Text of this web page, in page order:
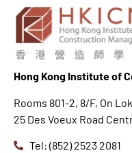
Hong Kong Institute of
Rooms 801-2, 8/F, On
25 Des Voeux Road
Tel: (852) 2523 2081